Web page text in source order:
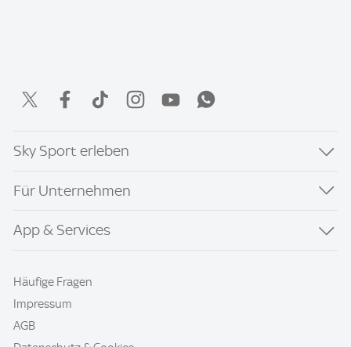
Sky Sport erleben
Für Unternehmen
App & Services
Häufige Fragen
Impressum
AGB